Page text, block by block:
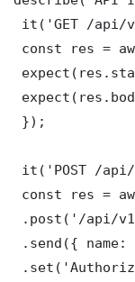
it('GET /api/
const res =
});
it('POST /
const res =
.post('/api/
.send({